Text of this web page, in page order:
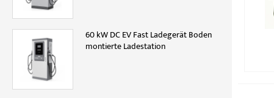
60 kW DC EV Fast Ladegerät Boden
montierte Ladestation